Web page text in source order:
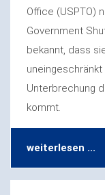
Office (USPTO)
Government
bekannt, dass
Unterbrechung
kommt.
weiterlesen ...